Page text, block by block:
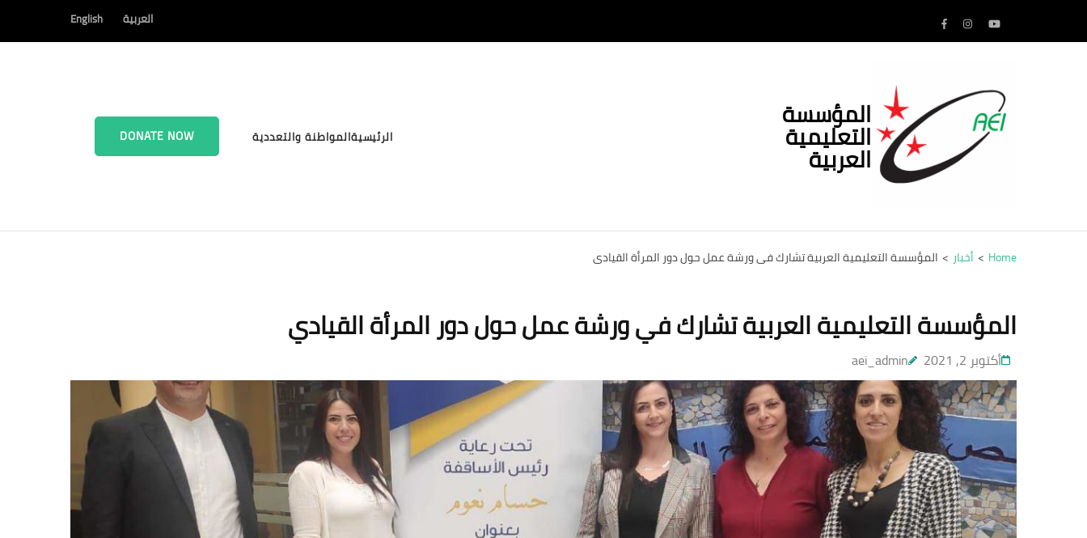
English العربية
المؤسسة
التعليمية
العربية
الرئيسيةالمواطنة والتعددية DONATE NOW
Home
>أخبار > المؤسسة التعليمية العربية تشارك في ورشة عمل حول دور المرأة القيادي
المؤسسة التعليمية العربية تشارك في ورشة عمل حول دور المرأة القيادي
أكتوبر 2, 2021 aei_admin